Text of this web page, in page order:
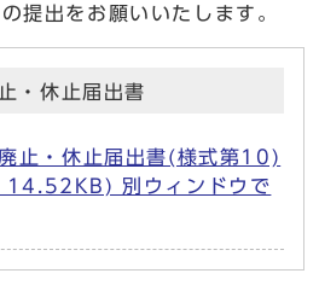
提出をお願いいたします。
・休止届出書
止・休止届出書(様式第10)
14.52KB) 別ウィンドウで